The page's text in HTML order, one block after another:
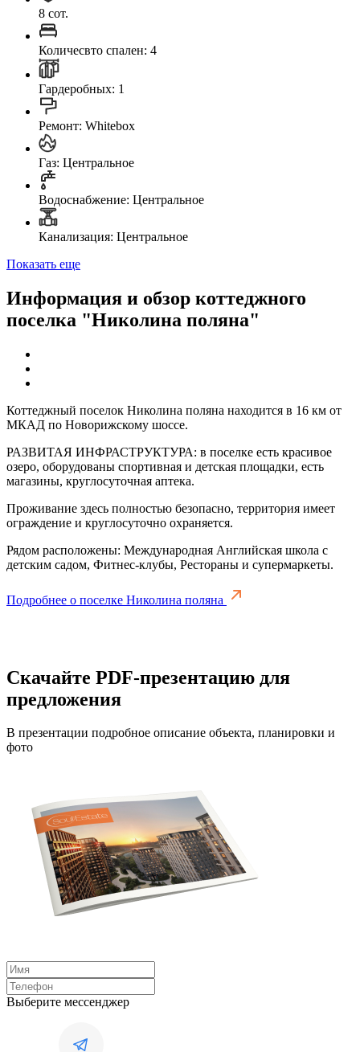
8 сот.
Количесвто спален: 4
Гардеробных: 1
Ремонт: Whitebox
Газ: Центральное
Водоснабжение: Центральное
Канализация: Центральное
Показать еще
Информация и обзор коттеджного
поселка "Николина поляна"
Коттеджный поселок Николина поляна находится в 16 км от
МКАД по Новорижскому шоссе.
РАЗВИТАЯ ИНФРАСТРУКТУРА: в поселке есть красивое
озеро, оборудованы спортивная и детская площадки, есть
магазины, круглосуточная аптека.
Проживание здесь полностью безопасно, территория имеет
ограждение и круглосуточно охраняется.
Рядом расположены: Международная Английская школа с
детским садом, Фитнес-клубы, Рестораны и супермаркеты.
Подробнее о поселке Николина поляна
Скачайте PDF-презентацию для
предложения
В презентации подробное описание объекта, планировки и
фото
Выберите мессенджер